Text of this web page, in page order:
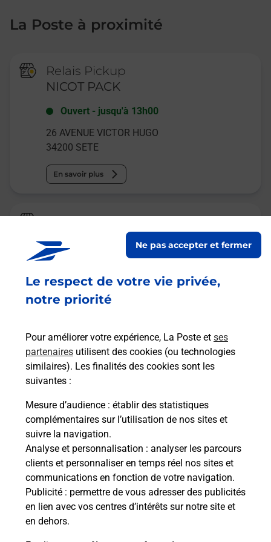
Le respect de votre vie privée,
notre priorité
Pour améliorer votre expérience, La Poste et ses
partenaires utilisent des cookies (ou technologies
similaires). Les finalités des cookies sont les
suivantes :
Mesure d’audience : établir des statistiques
complémentaires sur l’utilisation de nos sites et
suivre la navigation.
Analyse et personnalisation : analyser les parcours
clients et personnaliser en temps réel nos sites et
communications en fonction de votre navigation.
Publicité : permettre de vous adresser des publicités
en lien avec vos centres d’intérêts sur notre site et
en dehors.
Ne pas accepter et fermer
La Poste à proximité
Relais Pickup
NICOT PACK
Ouvert - jusqu'à 13h00
26 AVENUE VICTOR HUGO
34200 SETE
En savoir plus
Relais Pickup
5 QUAI DE LA RESISTANCE
PASSAGE DES DAUPHINS
En savoir plus
Malin !
La Poste
en ligne
Ouvert 24h/24
En savoir plus